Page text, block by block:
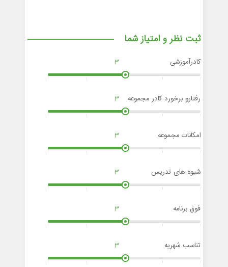
ثبت نظر و امتیاز شما
کادرآموزشی 3
رفتارو برخورد کادر مجموعه 3
امکانات مجموعه 3
شیوه های تدریس 3
فوق برنامه 3
تناسب شهریه 3